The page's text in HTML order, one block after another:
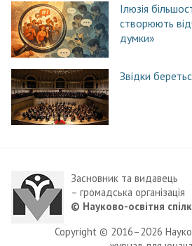
Ілюзія
створюють
думки»
Звідки
Засновник та видавець
– громадська організація
© Науково-освітня
Copyright © 2016–2026